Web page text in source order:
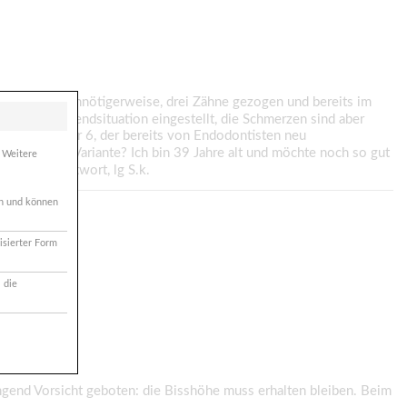
unnötigerweise, drei Zähne gezogen und bereits im
eine Freiendsituation eingestellt, die Schmerzen sind aber
ist nummer 6, der bereits von Endodontisten neu
Variante? Ich bin 39 Jahre alt und möchte noch so gut
für eine Antwort, lg S.k.
Vorsicht geboten: die Bisshöhe muss erhalten bleiben. Beim
Weitere
und können
Form
die